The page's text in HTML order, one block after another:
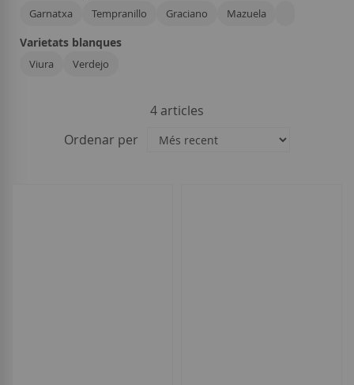
Garnatxa Tempranillo Graciano Mazuela
Varietats blanques
Viura Verdejo
4 articles
Ordenar per